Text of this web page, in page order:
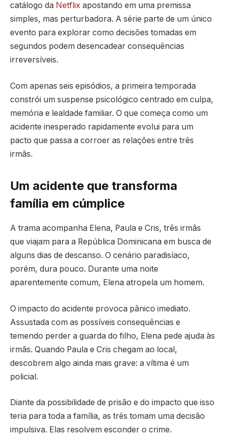
catálogo da Netflix apostando em uma premissa
simples, mas perturbadora. A série parte de um único
evento para explorar como decisões tomadas em
segundos podem desencadear consequências
irreversíveis.
Com apenas seis episódios, a primeira temporada
constrói um suspense psicológico centrado em culpa,
memória e lealdade familiar. O que começa como um
acidente inesperado rapidamente evolui para um
pacto que passa a corroer as relações entre três
irmãs.
Um acidente que transforma
família em cúmplice
A trama acompanha Elena, Paula e Cris, três irmãs
que viajam para a República Dominicana em busca de
alguns dias de descanso. O cenário paradisíaco,
porém, dura pouco. Durante uma noite
aparentemente comum, Elena atropela um homem.
O impacto do acidente provoca pânico imediato.
Assustada com as possíveis consequências e
temendo perder a guarda do filho, Elena pede ajuda às
irmãs. Quando Paula e Cris chegam ao local,
descobrem algo ainda mais grave: a vítima é um
policial.
Diante da possibilidade de prisão e do impacto que isso
teria para toda a família, as três tomam uma decisão
impulsiva. Elas resolvem esconder o crime.